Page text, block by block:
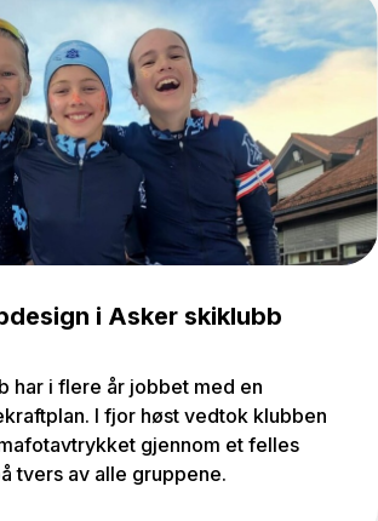
i Asker skiklubb
har i flere år jobbet med en
I fjor høst vedtok klubben
gjennom et felles
tvers av alle gruppene.